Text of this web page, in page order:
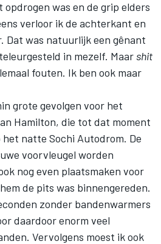
opdrogen was en de grip elders
verloor ik de achterkant en
Dat was natuurlijk een gênant
in mezelf. Maar shit
fouten. Ik ben ook maar
grote gevolgen voor het
Hamilton, die tot dat moment
het natte Sochi Autodrom. De
voorvleugel worden
nog even plaatsmaken voor
de pits was binnengereden.
zonder bandenwarmers
daardoor enorm veel
Vervolgens moest ik ook